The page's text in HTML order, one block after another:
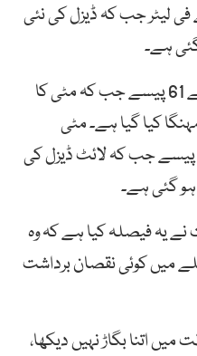
نئی قیمت 233 روپے فی لیٹر جب کہ ڈیزل کی نئی
اس کےعلاوہ لائٹ ڈیزل 29 روپے 61 پیسے جب کہ مٹی کا
لیٹر مہنگا کیا گیا ہے۔ مٹی
کےتیل کی قیمت 211 روپے 43 پیسے جب کہ لائٹ ڈیزل کی
نے یہ فیصلہ کیا ہے کہ وہ
میں کوئی نقصان برداشت
اتنا بگاڑ نہیں دیکھا،